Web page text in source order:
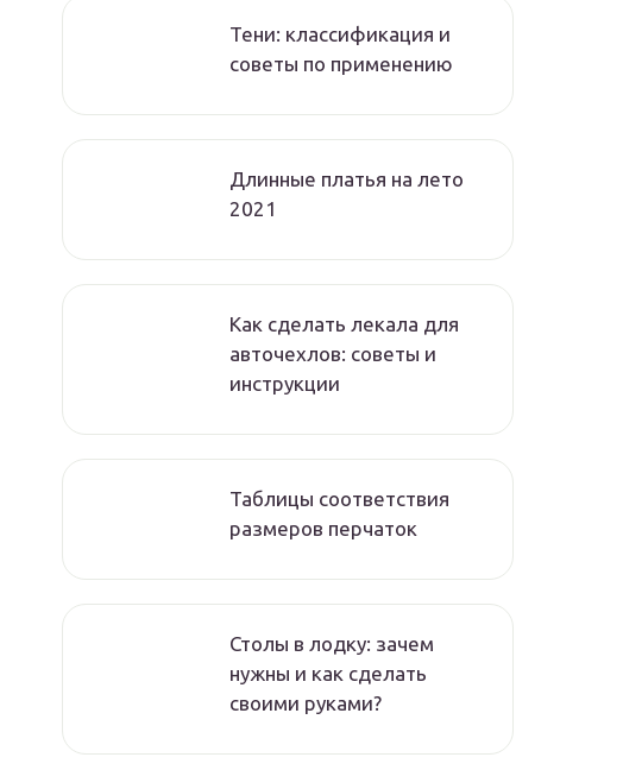
Тени: классификация и
советы по применению
Длинные платья на лето
2021
Как сделать лекала для
авточехлов: советы и
инструкции
Таблицы соответствия
размеров перчаток
Столы в лодку: зачем
нужны и как сделать
своими руками?